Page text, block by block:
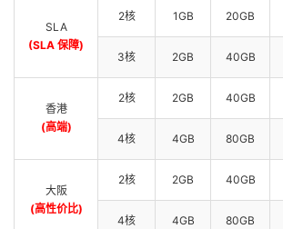
SLA
(SLA 保障)
2核 1GB 20GB
3核 2GB 40GB
香港
(高端)
2核 2GB 40GB
4核 4GB 80GB
大阪
(高性价比)
2核 2GB 40GB
4核 4GB 80GB